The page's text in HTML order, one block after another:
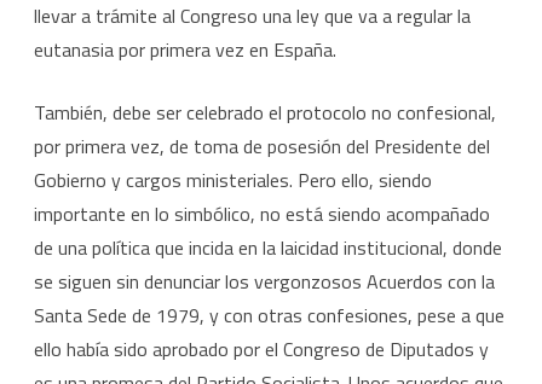
llevar a trámite al Congreso una ley que va a regular la
eutanasia por primera vez en España.
También, debe ser celebrado el protocolo no confesional,
por primera vez, de toma de posesión del Presidente del
Gobierno y cargos ministeriales. Pero ello, siendo
importante en lo simbólico, no está siendo acompañado
de una política que incida en la laicidad institucional, donde
se siguen sin denunciar los vergonzosos Acuerdos con la
Santa Sede de 1979, y con otras confesiones, pese a que
ello había sido aprobado por el Congreso de Diputados y